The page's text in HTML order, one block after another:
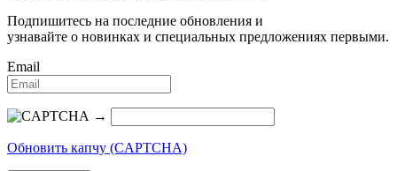
Подпишитесь на последние обновления и
узнавайте о новинках и специальных предложениях первыми.
Email
→
Обновить капчу (CAPTCHA)